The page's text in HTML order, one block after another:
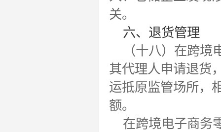
关。
六、退货管理
（十八）在跨
其代理人申请退货
运抵原监管场所，
额。
在跨境电子商务